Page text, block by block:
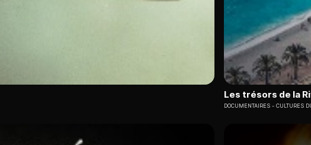
Les trésors de la
DOCUMENTAIRES CULTURES